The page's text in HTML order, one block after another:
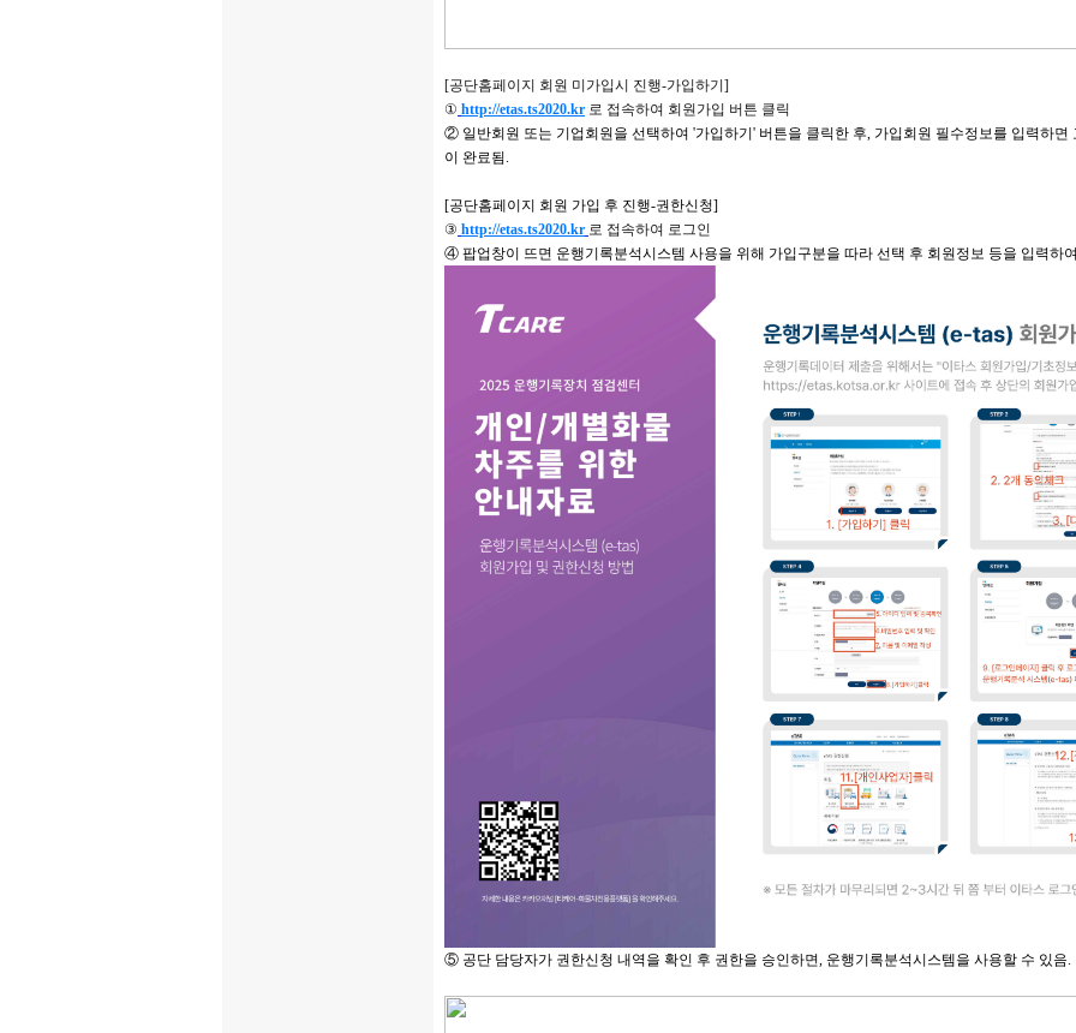
[공단홈페이지 회원 미가입시 진행-가입하기]
① http://etas.ts2020.kr 로 접속하여 회원가입 버튼 클릭
② 일반회원 또는 기업회원을 선택하여 '가입하기' 버튼을 클릭한 후, 가입회원 필수정보를 입력하면
이 완료됨.
[공단홈페이지 회원 가입 후 진행-권한신청]
③ http://etas.ts2020.kr 로 접속하여 로그인
④ 팝업창이 뜨면 운행기록분석시스템 사용을 위해 가입구분을 따라 선택 후 회원정보 등을 입력하
⑤ 공단 담당자가 권한신청 내역을 확인 후 권한을 승인하면, 운행기록분석시스템을 사용할 수 있음.